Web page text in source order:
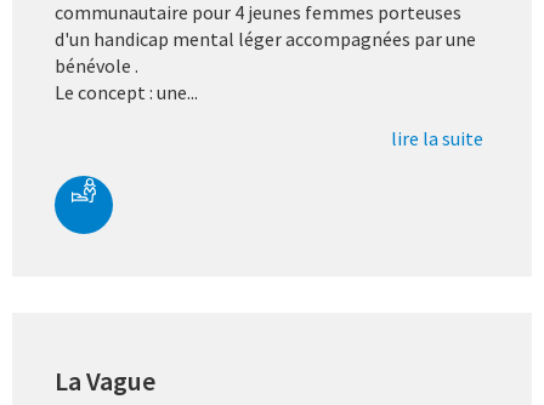
communautaire pour 4 jeunes femmes porteuses
d'un handicap mental léger accompagnées par une
bénévole .
Le concept : une...
lire la suite
La Vague